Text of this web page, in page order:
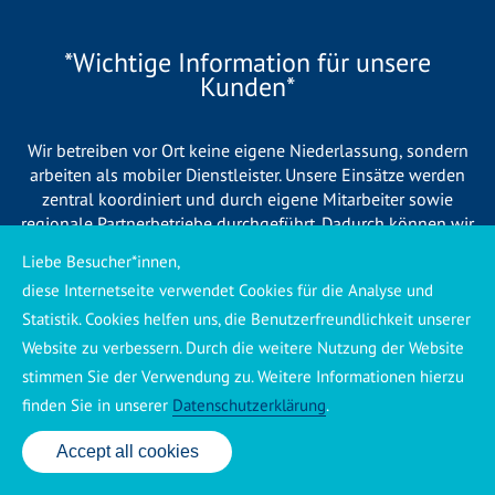
*Wichtige Information für unsere
Kunden*
Wir betreiben vor Ort keine eigene Niederlassung, sondern
arbeiten als mobiler Dienstleister. Unsere Einsätze werden
zentral koordiniert und durch eigene Mitarbeiter sowie
regionale Partnerbetriebe durchgeführt. Dadurch können wir
Service sicherstellen. Sollte kein eigener Mitarbeiter
unmittelbar verfügbar sein, übernehmen Partnerbetriebe aus
Ihrer Region den Auftrag. Alle eingesetzten Betriebe sind
verpflichtet, Sie vor Beginn der Arbeiten transparent über die
voraussichtlichen Kosten zu informieren und ortsübliche
Preise zu berechnen.
24 Std. Service: ✆ 0176 160 517 86
Accept all cookies
Liebe Besucher*innen,
diese Internetseite verwendet Cookies für die Analyse und
Statistik. Cookies helfen uns, die Benutzerfreundlichkeit unserer
Website zu verbessern. Durch die weitere Nutzung der Website
stimmen Sie der Verwendung zu. Weitere Informationen hierzu
finden Sie in unserer Datenschutzerklärung.